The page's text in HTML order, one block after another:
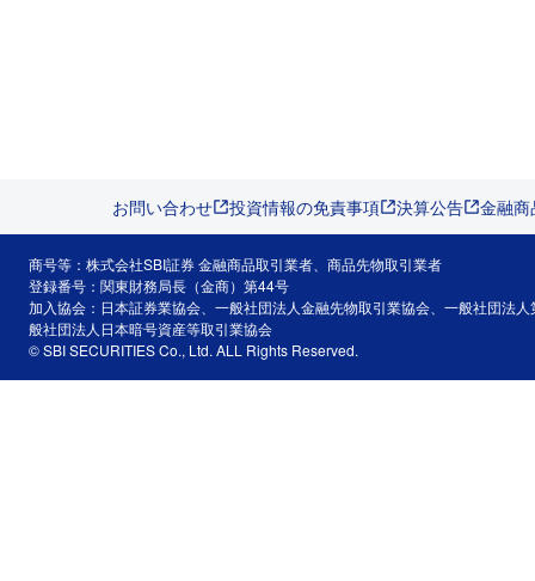
お問い合わせ 投資情報の免責事項 決算公告 金融
商号等：株式会社SBI証券 金融商品取引業者、商品先物取引業者
登録番号：関東財務局長（金商）第44号
加入協会：日本証券業協会、一般社団法人金融先物取引業協会、一般社団法
般社団法人日本暗号資産等取引業協会
© SBI SECURITIES Co., Ltd. ALL Rights Reserved.